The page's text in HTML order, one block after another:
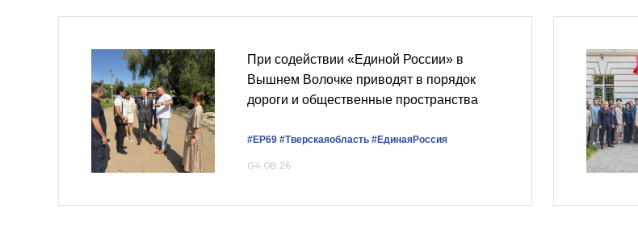
При содействии «Единой России» в
Вышнем Волочке приводят в порядок
дороги и общественные пространства
#ЕР69 #Тверскаяобласть #ЕдинаяРоссия
04.08.26